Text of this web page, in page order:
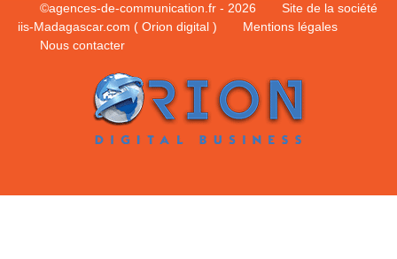
©agences-de-communication.fr - 2026
Site de la société
iis-Madagascar.com ( Orion digital )
Mentions légales
Nous contacter